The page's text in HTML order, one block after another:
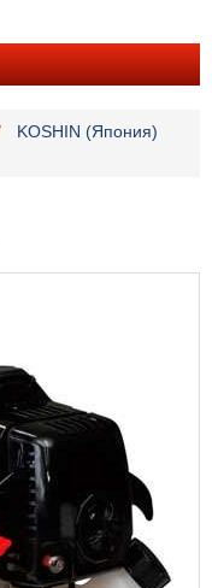
KOSHIN (Япония)